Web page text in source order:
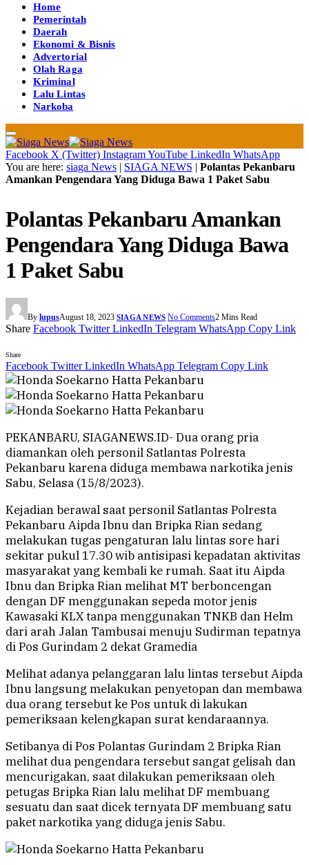
Home
Pemerintah
Daerah
Ekonomi & Bisnis
Advertorial
Olah Raga
Kriminal
Lalu Lintas
Narkoba
Facebook X (Twitter) InstagramYouTube LinkedIn WhatsApp
You are here: siaga News | SIAGA NEWS | Polantas Pekanbaru
Amankan Pengendara Yang Diduga Bawa 1 Paket Sabu
Polantas Pekanbaru Amankan
Pengendara Yang Diduga Bawa
1 Paket Sabu
By lupusAugust 18, 2023 SIAGA NEWS No Comments2 Mins Read
Share Facebook Twitter LinkedIn Telegram WhatsApp Copy Link
Share
Facebook Twitter LinkedIn WhatsApp Telegram Copy Link
PEKANBARU, SIAGANEWS.ID- Dua orang pria
diamankan oleh personil Satlantas Polresta
Pekanbaru karena diduga membawa narkotika jenis
Sabu, Selasa (15/8/2023).
Kejadian berawal saat personil Satlantas Polresta
Pekanbaru Aipda Ibnu dan Bripka Rian sedang
melakukan tugas pengaturan lalu lintas sore hari
sekitar pukul 17.30 wib antisipasi kepadatan aktivitas
masyarakat yang kembali ke rumah. Saat itu Aipda
Ibnu dan Bripka Rian melihat MT berboncengan
dengan DF menggunakan sepeda motor jenis
Kawasaki KLX tanpa menggunakan TNKB dan Helm
dari arah Jalan Tambusai menuju Sudirman tepatnya
di Pos Gurindam 2 dekat Gramedia
Melihat adanya pelanggaran lalu lintas tersebut Aipda
Ibnu langsung melakukan penyetopan dan membawa
dua orang tersebut ke Pos untuk di lakukan
pemeriksaan kelengkapan surat kendaraannya.
Setibanya di Pos Polantas Gurindam 2 Bripka Rian
melihat dua pengendara tersebut sangat gelisah dan
mencurigakan, saat dilakukan pemeriksaan oleh
petugas Bripka Rian lalu melihat DF membuang
sesuatu dan saat dicek ternyata DF membuang satu
paket narkotika yang diduga jenis Sabu.